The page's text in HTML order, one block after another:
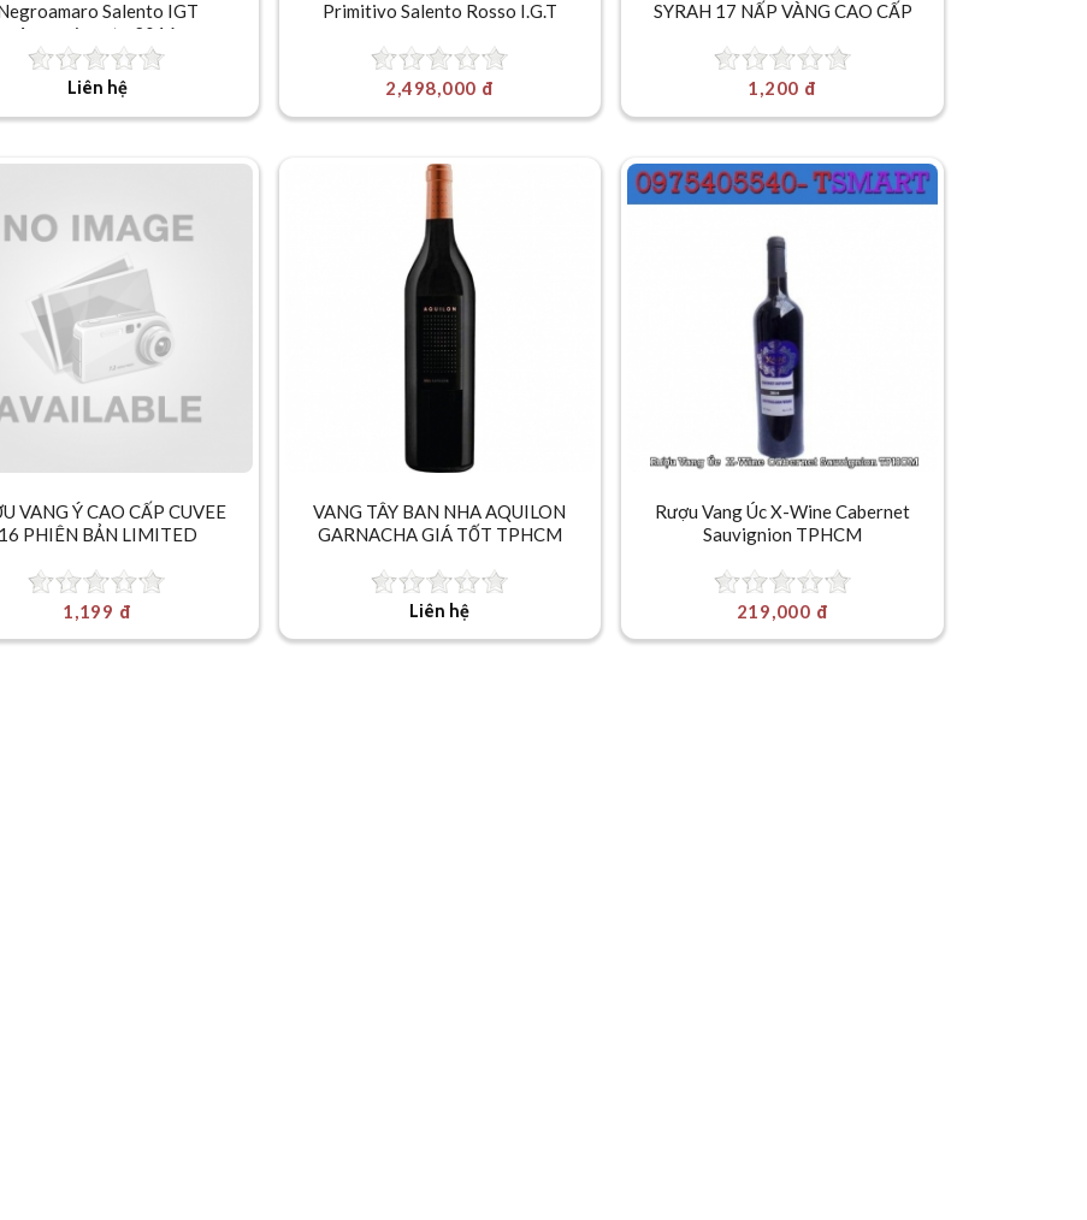
Salento IGT
Appassimento 2016
Liên hệ
Primitivo Salento Rosso I.G.T
2,498,000 đ
SYRAH 17 NẤP VÀNG CAO CẤP
1,200 đ
VANG Ý CAO CẤP CUVEE
16 PHIÊN BẢN LIMITED
1,199 đ
VANG TÂY BAN NHA AQUILON
GARNACHA GIÁ TỐT TPHCM
Liên hệ
Rượu Vang Úc X-Wine Cabernet
Sauvignion TPHCM
219,000 đ